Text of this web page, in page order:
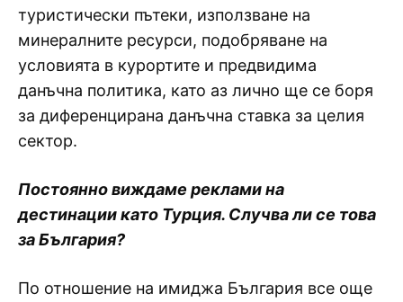
туристически пътеки, използване на
минералните ресурси, подобряване на
условията в курортите и предвидима
данъчна политика, като аз лично ще се боря
за диференцирана данъчна ставка за целия
сектор.
Постоянно виждаме реклами на
дестинации като Турция. Случва ли се това
за България?
По отношение на имиджа България все още